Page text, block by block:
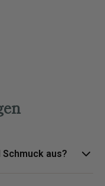
Schmuck aus?